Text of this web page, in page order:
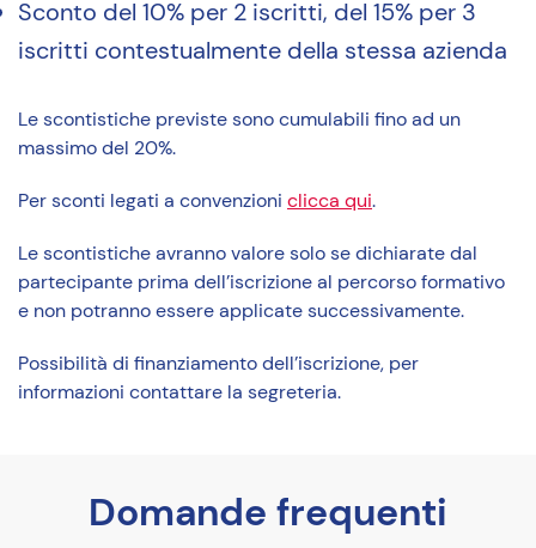
Sconto del 10% per 2 iscritti, del 15% per 3
iscritti contestualmente della stessa azienda
Le scontistiche previste sono cumulabili fino ad un
massimo del 20%.
Per sconti legati a convenzioni clicca qui.
Le scontistiche avranno valore solo se dichiarate dal
partecipante prima dell’iscrizione al percorso formativo
e non potranno essere applicate successivamente.
Possibilità di finanziamento dell’iscrizione, per
informazioni contattare la segreteria.
Domande frequenti